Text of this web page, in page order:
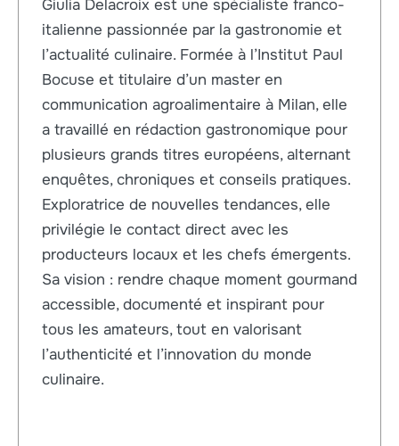
Giulia Delacroix est une spécialiste franco-
italienne passionnée par la gastronomie et
l’actualité culinaire. Formée à l’Institut Paul
Bocuse et titulaire d’un master en
communication agroalimentaire à Milan, elle
a travaillé en rédaction gastronomique pour
plusieurs grands titres européens, alternant
enquêtes, chroniques et conseils pratiques.
Exploratrice de nouvelles tendances, elle
privilégie le contact direct avec les
producteurs locaux et les chefs émergents.
Sa vision : rendre chaque moment gourmand
accessible, documenté et inspirant pour
tous les amateurs, tout en valorisant
l’authenticité et l’innovation du monde
culinaire.